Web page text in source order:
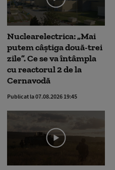
Nuclearelectrica: „Mai
putem câștiga două-trei
zile”. Ce se va întâmpla
cu reactorul 2 de la
Cernavodă
Publicat la 07.08.2026 19:45